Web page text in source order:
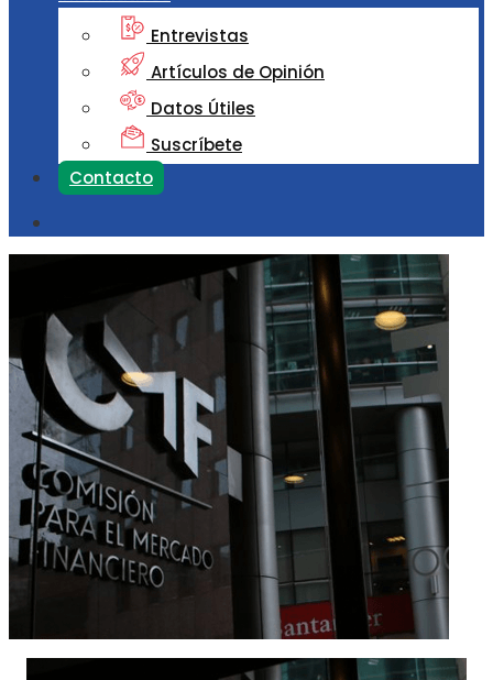
Entrevistas
Artículos de Opinión
Datos Útiles
Suscríbete
Contacto